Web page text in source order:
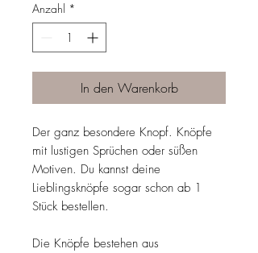
Anzahl *
In den Warenkorb
Der ganz besondere Knopf. Knöpfe
mit lustigen Sprüchen oder süßen
Motiven. Du kannst deine
Lieblingsknöpfe sogar schon ab 1
Stück bestellen.
Die Knöpfe bestehen aus